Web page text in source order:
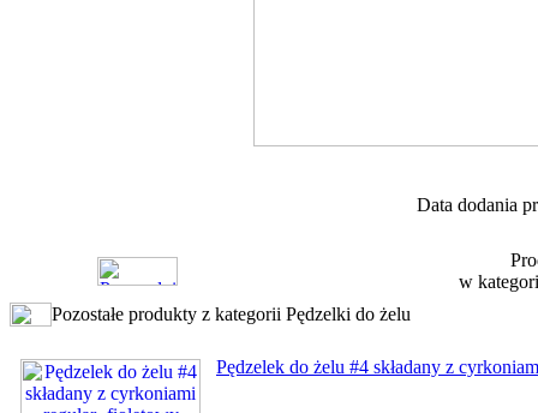
Data dodania
w
Pozostałe produkty z kategorii Pędzelki do żelu
Pędzelek do żelu #4 składany z